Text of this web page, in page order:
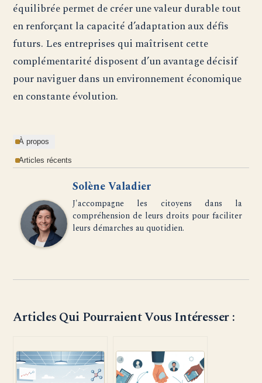
équilibrée permet de créer une valeur durable tout
en renforçant la capacité d’adaptation aux défis
futurs. Les entreprises qui maîtrisent cette
complémentarité disposent d’un avantage décisif
pour naviguer dans un environnement économique
en constante évolution.
À propos
Articles récents
Solène Valadier
J'accompagne les citoyens dans la
compréhension de leurs droits pour faciliter
leurs démarches au quotidien.
Articles Qui Pourraient Vous Intéresser :